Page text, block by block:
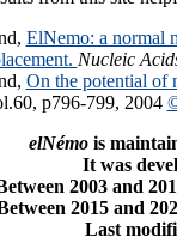
ElNemo: a normal
Nucleic
On the potential of
p796-799, 2004
elNémois
It was
2003 and
2015 and
Last